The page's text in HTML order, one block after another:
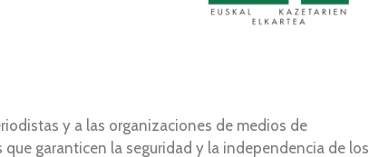
y a las organizaciones de medios de
garanticen la seguridad y la independencia de los